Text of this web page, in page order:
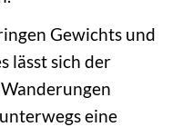
Gewichts und
lässt sich der
eine